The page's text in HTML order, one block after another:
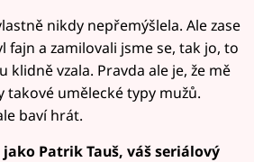
nikdy nepřemýšlela. Ale zase
fajn a zamilovali jsme se, tak jo, to
klidně vzala. Pravda ale je, že mě
takové umělecké typy mužů.
baví hrát.
jako Patrik Tauš, váš seriálový